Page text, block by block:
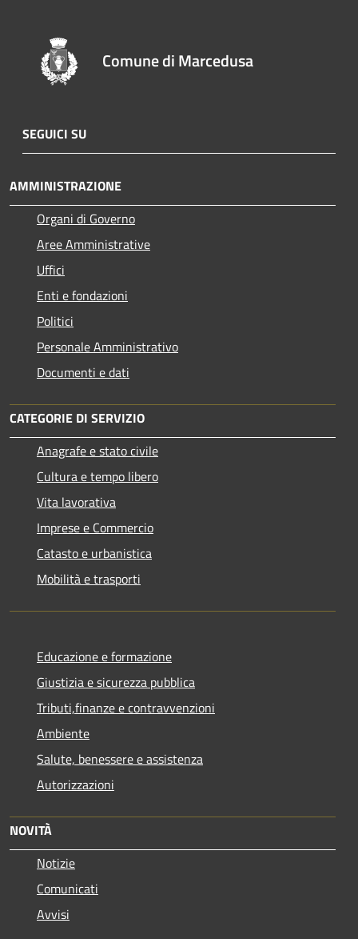
Comune di Marcedusa
SEGUICI SU
AMMINISTRAZIONE
Organi di Governo
Aree Amministrative
Uffici
Enti e fondazioni
Politici
Personale Amministrativo
Documenti e dati
CATEGORIE DI SERVIZIO
Anagrafe e stato civile
Cultura e tempo libero
Vita lavorativa
Imprese e Commercio
Catasto e urbanistica
Mobilità e trasporti
Educazione e formazione
Giustizia e sicurezza pubblica
Tributi,finanze e contravvenzioni
Ambiente
Salute, benessere e assistenza
Autorizzazioni
NOVITÀ
Notizie
Comunicati
Avvisi